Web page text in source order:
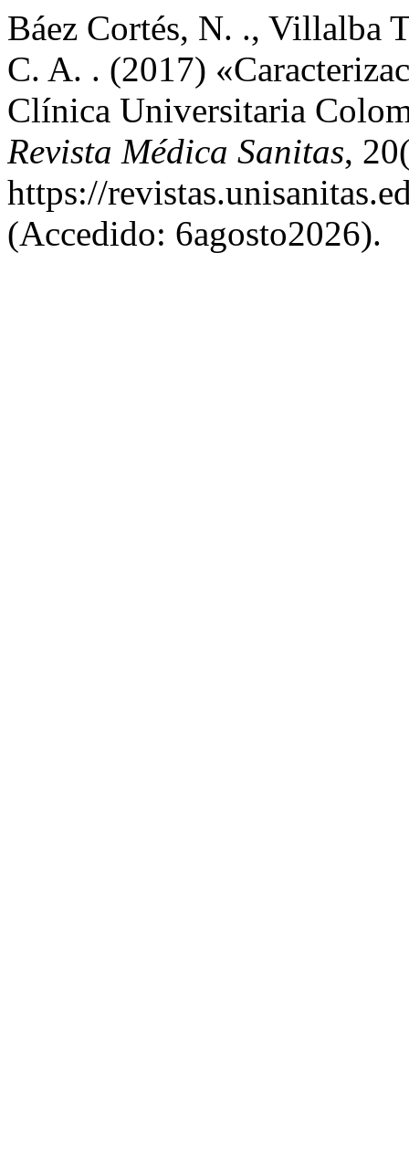
Báez Cortés, N. ., Villalba
C. A. . (2017)
Clínica Universitaria
Revista Médica Sanitas,
https://
(Accedido: 6agosto2026).